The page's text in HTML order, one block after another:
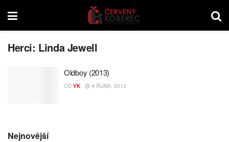
Herci: Linda Jewell
Oldboy (2013)
OD VK 4 ŘÍJNA, 2013
Nejnovější